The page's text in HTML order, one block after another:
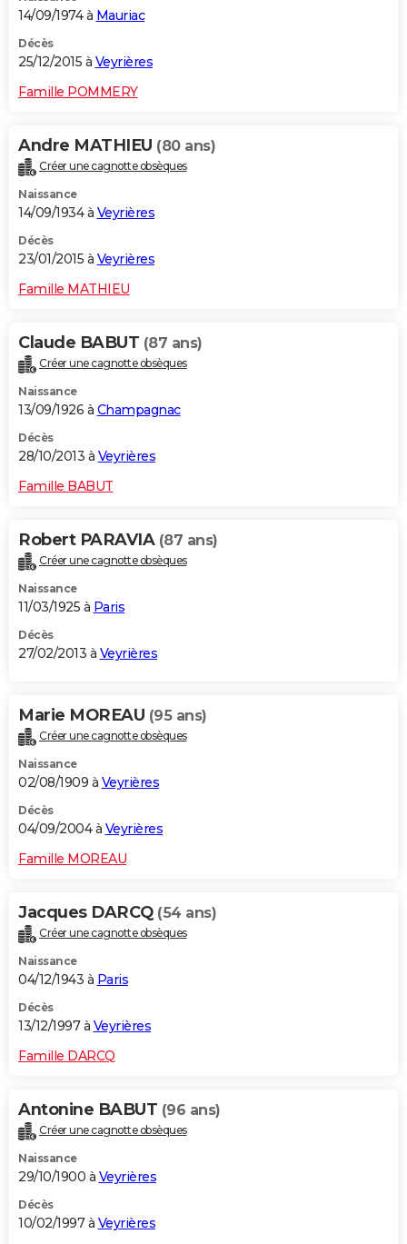
14/09/1974 à Mauriac
Décès
25/12/2015 à Veyrières
Famille POMMERY
Andre MATHIEU (80 ans)
Créer une cagnotte obsèques
Naissance
14/09/1934 à Veyrières
Décès
23/01/2015 à Veyrières
Famille MATHIEU
Claude BABUT (87 ans)
Créer une cagnotte obsèques
Naissance
13/09/1926 à Champagnac
Décès
28/10/2013 à Veyrières
Famille BABUT
Robert PARAVIA (87 ans)
Créer une cagnotte obsèques
Naissance
11/03/1925 à Paris
Décès
27/02/2013 à Veyrières
Marie MOREAU (95 ans)
Créer une cagnotte obsèques
Naissance
02/08/1909 à Veyrières
Décès
04/09/2004 à Veyrières
Famille MOREAU
Jacques DARCQ (54 ans)
Créer une cagnotte obsèques
Naissance
04/12/1943 à Paris
Décès
13/12/1997 à Veyrières
Famille DARCQ
Antonine BABUT (96 ans)
Créer une cagnotte obsèques
Naissance
29/10/1900 à Veyrières
Décès
10/02/1997 à Veyrières